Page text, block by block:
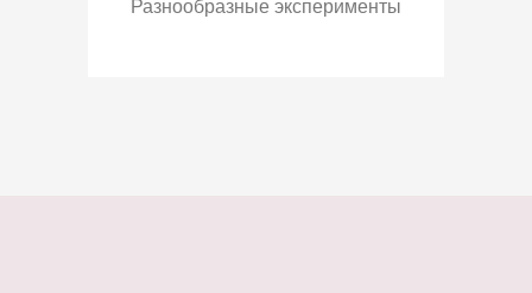
Разнообразные эксперименты